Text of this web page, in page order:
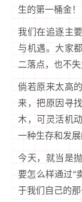
生的第一桶金！
我们在追逐主
与机遇。大家
二落点，也不失
倘若原来太高
来，把原因寻
木，可灵活机
一种生存和发展
今天，就当是
要怎么样通过“
于我们自己的那